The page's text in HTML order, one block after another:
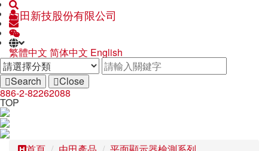
繁體中文 简体中文 English
Search Close
由田新技股份有限公司
886-2-82262088
TOP